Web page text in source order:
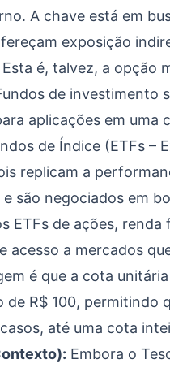
A chave está em
exposição
Esta é, talvez, a opção
de investimento
aplicações em uma
de Índice (ETFs –
replicam a
são negociados em
ETFs de ações,
e acesso a mercados
é que a cota
R$ 100, permitindo
até uma cota
Embora o